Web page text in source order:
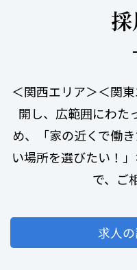
＜関西エリア＞＜関
開し、広範囲にわた
め、「家の近くで働
い場所を選びたい！
で、ご
求人